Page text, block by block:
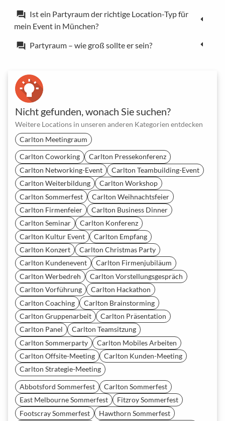
forum Ist ein Partyraum der richtige Location-Typ für
mein Event in München?
forum Partyraum – wie groß sollte er sein?
Nicht gefunden, wonach Sie suchen?
Weitere Locations in unseren anderen Kategorien entdecken
Carlton Meetingraum
Carlton Coworking
Carlton Pressekonferenz
Carlton Networking-Event
Carlton Teambuilding-Event
Carlton Weiterbildung
Carlton Workshop
Carlton Sommerfest
Carlton Weihnachtsfeier
Carlton Firmenfeier
Carlton Business Dinner
Carlton Seminar
Carlton Konferenz
Carlton Kultur Event
Carlton Empfang
Carlton Konzert
Carlton Christmas Party
Carlton Kundenevent
Carlton Firmenjubiläum
Carlton Werbedreh
Carlton Vorstellungsgespräch
Carlton Vorführung
Carlton Hackathon
Carlton Coaching
Carlton Brainstorming
Carlton Gruppenarbeit
Carlton Präsentation
Carlton Panel
Carlton Teamsitzung
Carlton Sommerparty
Carlton Mobiles Arbeiten
Carlton Offsite-Meeting
Carlton Kunden-Meeting
Carlton Strategie-Meeting
Abbotsford Sommerfest
Carlton Sommerfest
East Melbourne Sommerfest
Fitzroy Sommerfest
Footscray Sommerfest
Hawthorn Sommerfest